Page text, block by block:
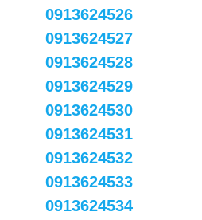
0913624526
0913624527
0913624528
0913624529
0913624530
0913624531
0913624532
0913624533
0913624534